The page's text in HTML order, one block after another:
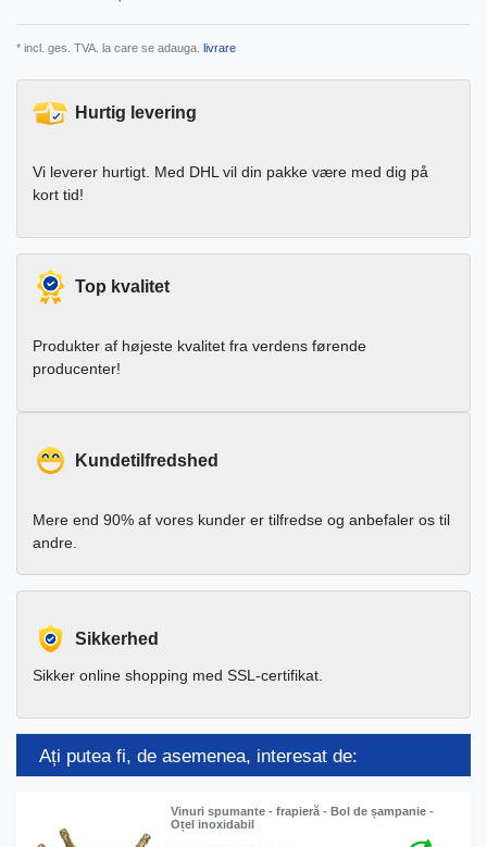
* incl. ges. TVA. la care se adauga. livrare
Hurtig levering
Vi leverer hurtigt. Med DHL vil din pakke være med dig på
kort tid!
Top kvalitet
Produkter af højeste kvalitet fra verdens førende
producenter!
Kundetilfredshed
Mere end 90% af vores kunder er tilfredse og anbefaler os til
andre.
Sikkerhed
Sikker online shopping med SSL-certifikat.
Ați putea fi, de asemenea, interesat de:
Vinuri spumante - frapieră - Bol de șampanie -
Oțel inoxidabil